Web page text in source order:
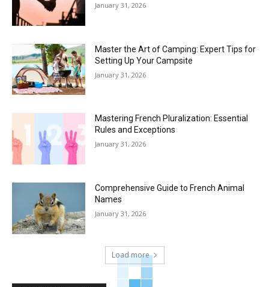
January 31, 2026
Master the Art of Camping: Expert Tips for
Setting Up Your Campsite
January 31, 2026
Mastering French Pluralization: Essential
Rules and Exceptions
January 31, 2026
Comprehensive Guide to French Animal
Names
January 31, 2026
Load more